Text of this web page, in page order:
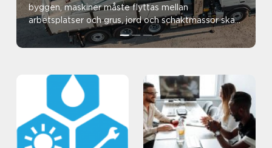
byggen, maskiner måste flyttas mellan
arbetsplatser och grus, jord och schaktmassor ska
både levereras...